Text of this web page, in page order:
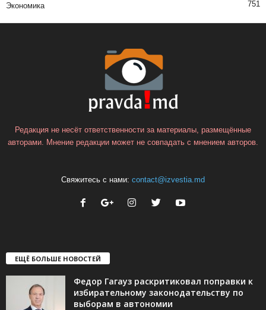
Экономика 751
Редакция не несёт ответственности за материалы, размещённые
авторами. Мнение редакции может не совпадать с мнением авторов.
Свяжитесь с нами: contact@izvestia.md
ЕЩЁ БОЛЬШЕ НОВОСТЕЙ
Федор Гагауз раскритиковал поправки к
избирательному законодательству по
выборам в автономии